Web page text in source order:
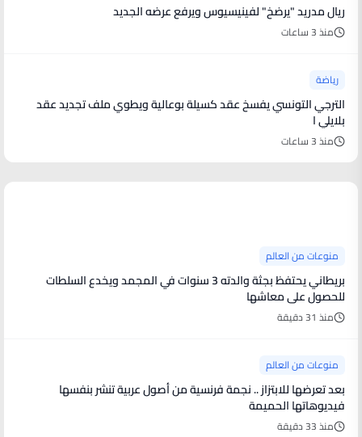
ريال مدريد "يرضخ" لفينيسيوس ويرفع عرضه الجديد
منذ 3 ساعات
رياضة
الترجي التونسي يفسخ عقد كسيلة بوعالية ويطوي ملف تجديد عقد
بلايلي ا
منذ 3 ساعات
منوعات من العالم
بريطاني يحتفظ بجثة والدته 3 سنوات في المجمد ويخدع السلطات
للحصول على معاشها
منذ 31 دقيقة
منوعات من العالم
بعد تعرضها للابتزاز .. نجمة فرنسية من أصول عربية تنشر بنفسها
فيديوهاتها الحميمة
منذ 33 دقيقة